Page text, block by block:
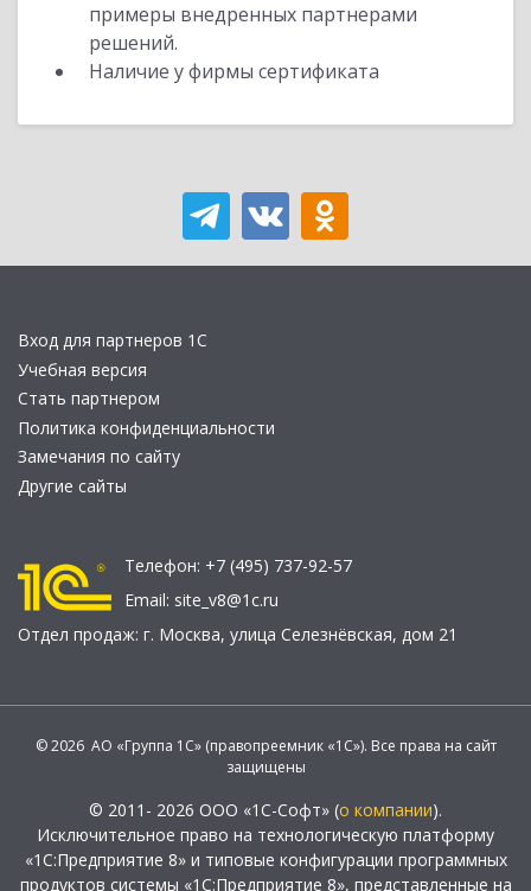
примеры внедренных партнерами
решений.
Наличие у фирмы сертификата
Вход для партнеров 1С
Учебная версия
Стать партнером
Политика конфиденциальности
Замечания по сайту
Другие сайты
Телефон: +7 (495) 737-92-57
Email: site_v8@1c.ru
Отдел продаж: г. Москва, улица Селезнёвская, дом 21
© 2026 АО «Группа 1С» (правопреемник «1С»). Все права на сайт
защищены
© 2011- 2026 ООО «1С-Софт» (о компании).
Исключительное право на технологическую платформу
«1С:Предприятие 8» и типовые конфигурации программных
продуктов системы «1С:Предприятие 8», представленные на